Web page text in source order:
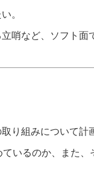
。
哨など、ソフト面
り組みについて計
いるのか、また、